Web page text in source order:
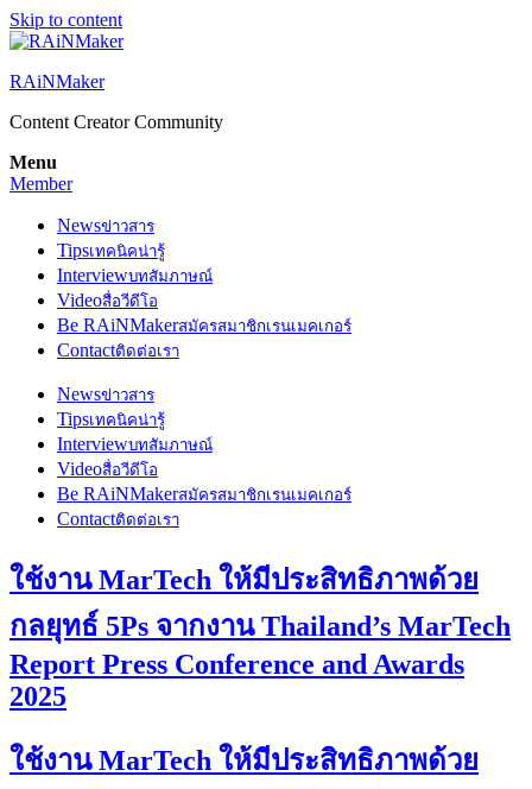
Skip to content
RAiNMaker
Content Creator Community
Menu
Member
Newsข่าวสาร
Tipsเทคนิคน่ารู้
Interviewบทสัมภาษณ์
Videoสื่อวีดีโอ
Be RAiNMakerสมัครสมาชิกเรนเมคเกอร์
Contactติดต่อเรา
Newsข่าวสาร
Tipsเทคนิคน่ารู้
Interviewบทสัมภาษณ์
Videoสื่อวีดีโอ
Be RAiNMakerสมัครสมาชิกเรนเมคเกอร์
Contactติดต่อเรา
ใช้งาน MarTech ให้มีประสิทธิภาพด้วย
กลยุทธ์ 5Ps จากงาน Thailand’s MarTech
Report Press Conference and Awards
2025
ใช้งาน MarTech ให้มีประสิทธิภาพด้วย